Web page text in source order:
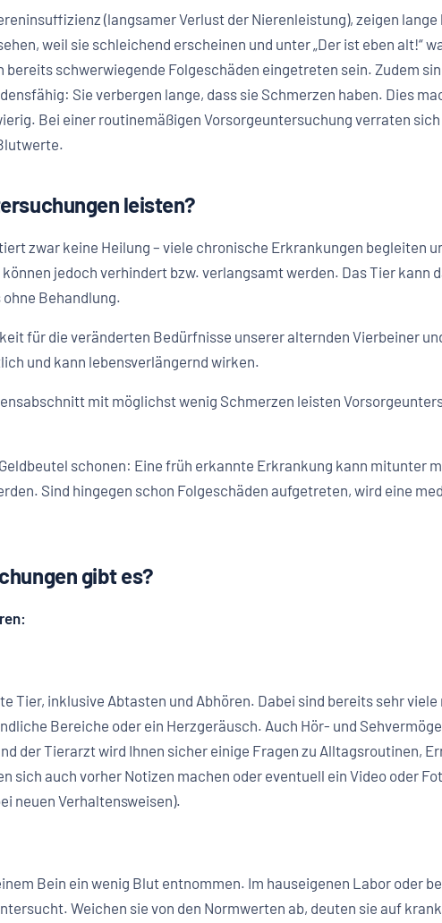
(langsamer Verlust der Nierenleistung), zeigen
weil sie schleichend erscheinen und unter „Der ist eben alt!“
schwerwiegende Folgeschäden eingetreten sein. Zudem
Sie verbergen lange, dass sie Schmerzen haben. Dies
Bei einer routinemäßigen Vorsorgeuntersuchung verraten
leisten?
zwar keine Heilung – viele chronische Erkrankungen begleiten
jedoch verhindert bzw. verlangsamt werden. Das Tier kann
Behandlung.
für die veränderten Bedürfnisse unserer alternden Vierbeiner
und kann lebensverlängernd wirken.
mit möglichst wenig Schmerzen leisten
schonen: Eine früh erkannte Erkrankung kann mitunter
Sind hingegen schon Folgeschäden aufgetreten, wird eine
gibt es?
Tier, inklusive Abtasten und Abhören. Dabei sind bereits sehr
Bereiche oder ein Herzgeräusch. Auch Hör- und
der Tierarzt wird Ihnen sicher einige Fragen zu Alltagsroutinen,
sich auch vorher Notizen machen oder eventuell ein Video oder
neuen Verhaltensweisen).
Bein ein wenig Blut entnommen. Im hauseigenen Labor oder
Weichen sie von den Normwerten ab, deuten sie auf